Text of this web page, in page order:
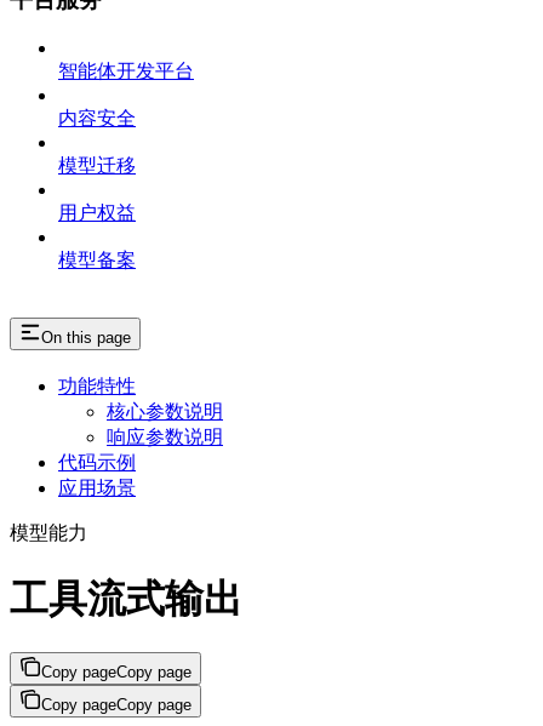
智能体开发平台
内容安全
模型迁移
用户权益
模型备案
On this page
功能特性
核心参数说明
响应参数说明
代码示例
应用场景
模型能力
工具流式输出
Copy pageCopy page
Copy pageCopy page